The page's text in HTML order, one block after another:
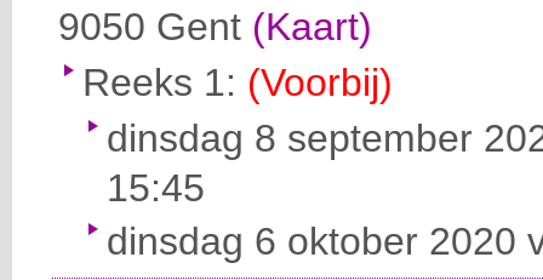
9050 Gent (Kaart)
Reeks 1: (Voorbij)
dinsdag 8 september
15:45
dinsdag 6 oktober 2020